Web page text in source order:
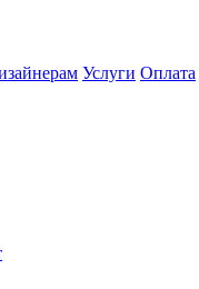
Услуги Оплата